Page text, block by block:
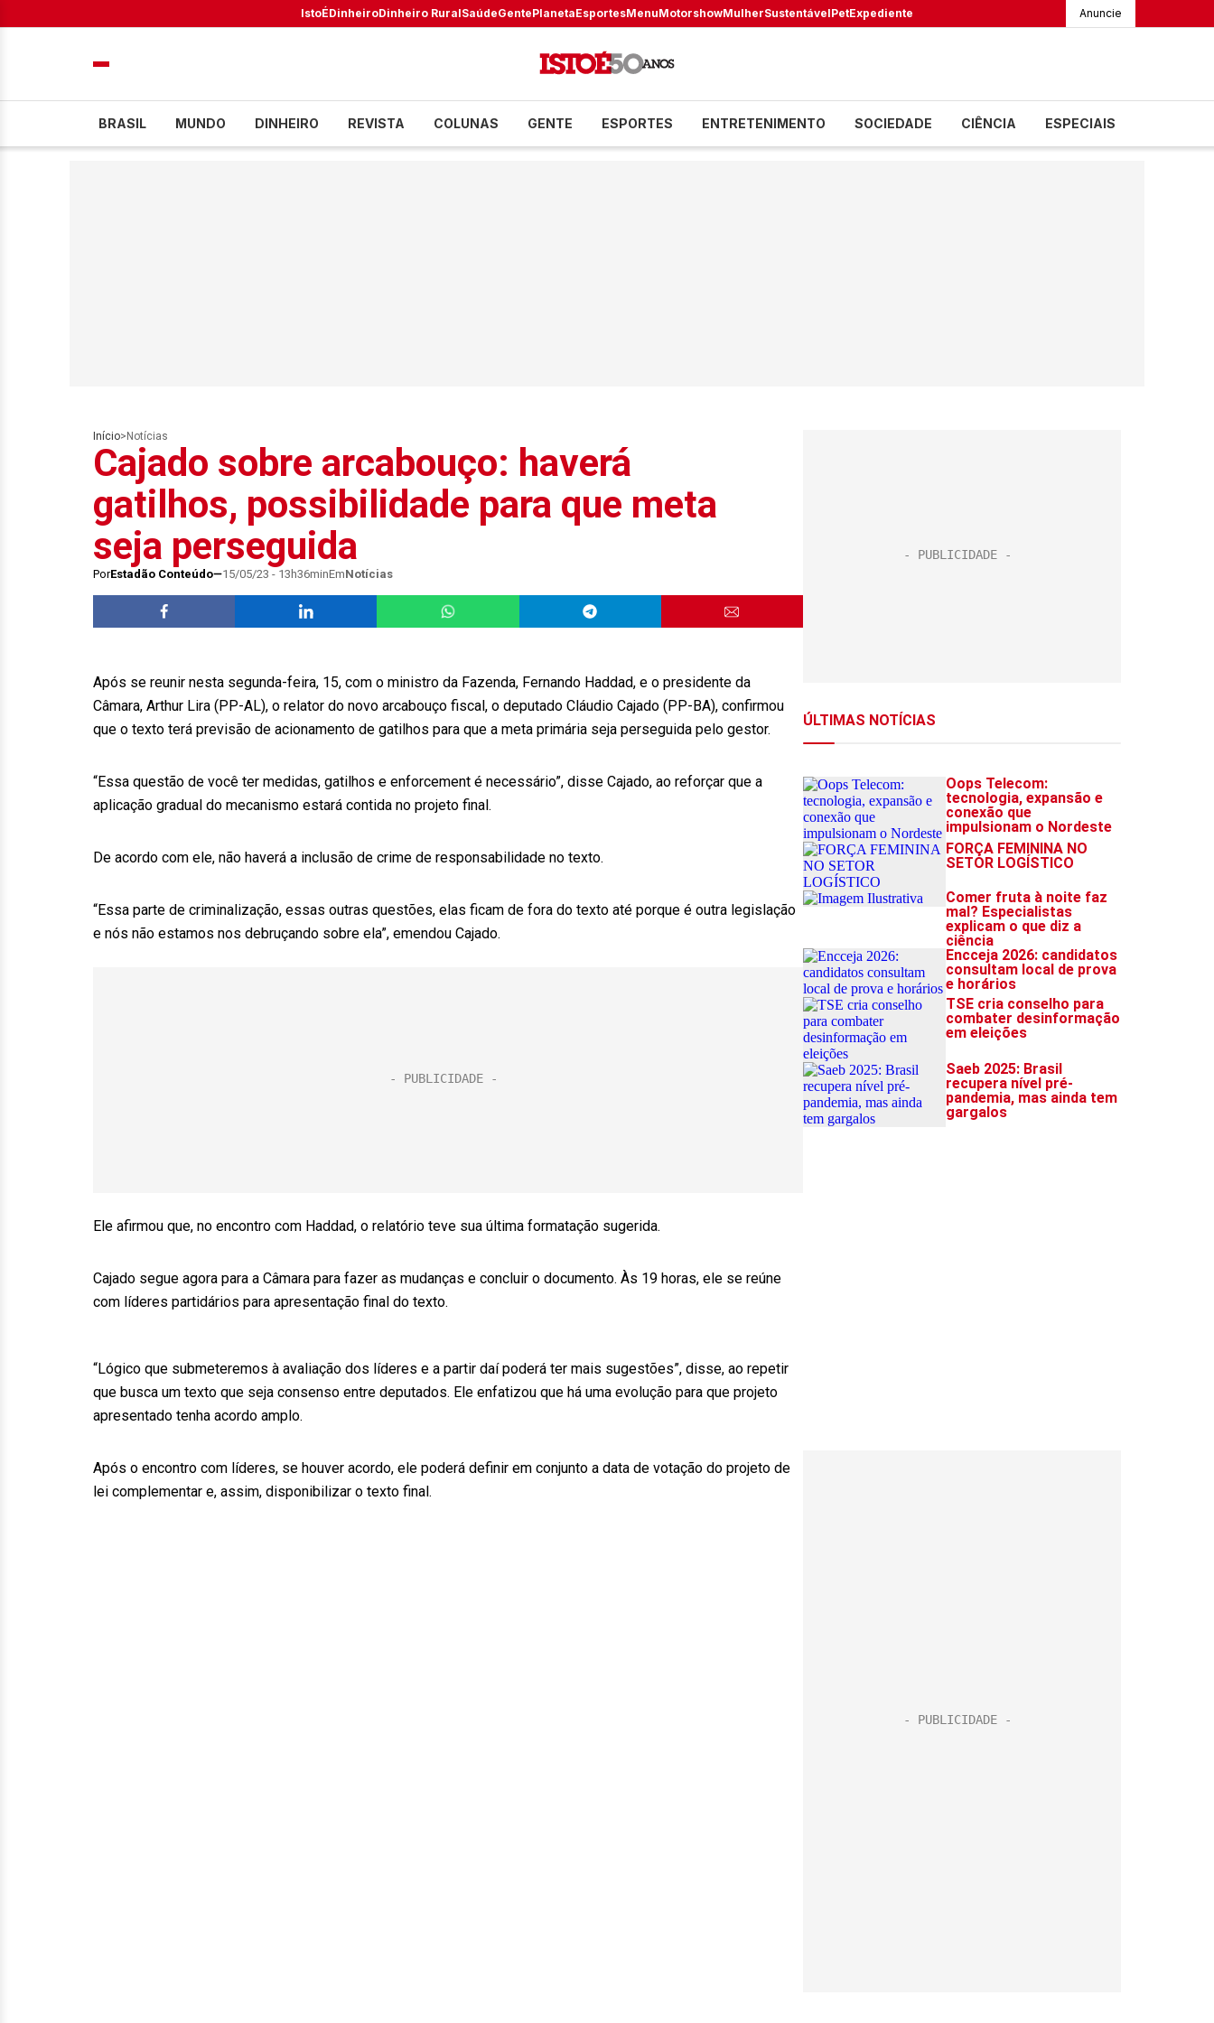
IstoÉDinheiroDinheiro RuralSaúdeGentePlanetaEsportesMenuMotorshowMulherSustentávelPetExpediente Anuncie
BRASIL MUNDO DINHEIRO REVISTA COLUNAS GENTE ESPORTES ENTRETENIMENTO SOCIEDADE CIÊNCIA ESPECIAIS
Início> Notícias
Cajado sobre arcabouço: haverá
gatilhos, possibilidade para que meta
seja perseguida
PorEstadão Conteúdo 15/05/23 - 13h36minEmNotícias
Após se reunir nesta segunda-feira, 15, com o ministro da Fazenda, Fernando Haddad, e o presidente da
Câmara, Arthur Lira (PP-AL), o relator do novo arcabouço fiscal, o deputado Cláudio Cajado (PP-BA), confirmou
que o texto terá previsão de acionamento de gatilhos para que a meta primária seja perseguida pelo gestor.
“Essa questão de você ter medidas, gatilhos e enforcement é necessário”, disse Cajado, ao reforçar que a
aplicação gradual do mecanismo estará contida no projeto final.
De acordo com ele, não haverá a inclusão de crime de responsabilidade no texto.
“Essa parte de criminalização, essas outras questões, elas ficam de fora do texto até porque é outra legislação
e nós não estamos nos debruçando sobre ela”, emendou Cajado.
Ele afirmou que, no encontro com Haddad, o relatório teve sua última formatação sugerida.
Cajado segue agora para a Câmara para fazer as mudanças e concluir o documento. Às 19 horas, ele se reúne
com líderes partidários para apresentação final do texto.
“Lógico que submeteremos à avaliação dos líderes e a partir daí poderá ter mais sugestões”, disse, ao repetir
que busca um texto que seja consenso entre deputados. Ele enfatizou que há uma evolução para que projeto
apresentado tenha acordo amplo.
Após o encontro com líderes, se houver acordo, ele poderá definir em conjunto a data de votação do projeto de
lei complementar e, assim, disponibilizar o texto final.